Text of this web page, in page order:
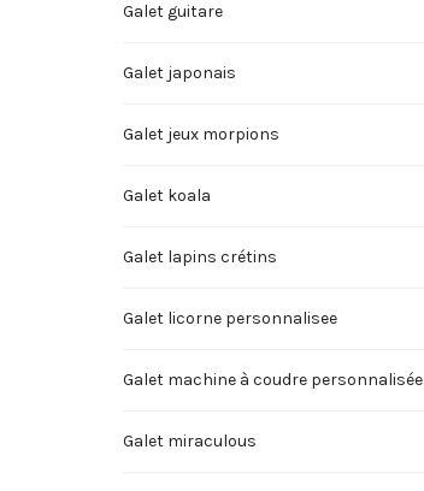
Galet guitare
Galet japonais
Galet jeux morpions
Galet koala
Galet lapins crétins
Galet licorne personnalisee
Galet machine à coudre personnalisée
Galet miraculous